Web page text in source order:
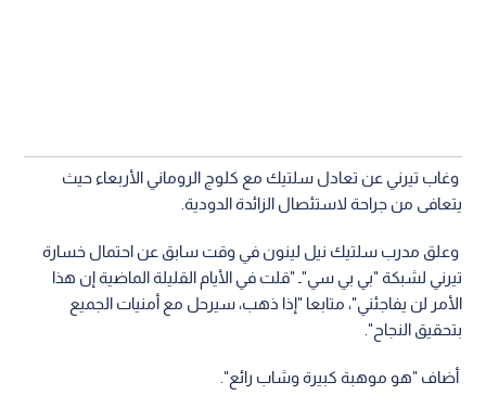
وغاب تيرني عن تعادل سلتيك مع كلوج الروماني الأربعاء حيث
يتعافى من جراحة لاستئصال الزائدة الدودية.
وعلق مدرب سلتيك نيل لينون في وقت سابق عن احتمال خسارة
تيرني لشبكة "بي بي سي"ـ "قلت في الأيام القليلة الماضية إن هذا
الأمر لن يفاجئني"، متابعا "إذا ذهب، سيرحل مع أمنيات الجميع
بتحقيق النجاح".
أضاف "هو موهبة كبيرة وشاب رائع".